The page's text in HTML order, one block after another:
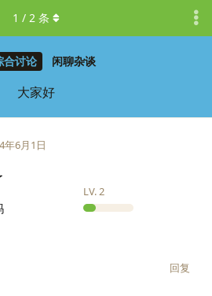
合讨论 闲聊杂谈
大家好
1 / 2 条
LV.2
年6月1日
回复